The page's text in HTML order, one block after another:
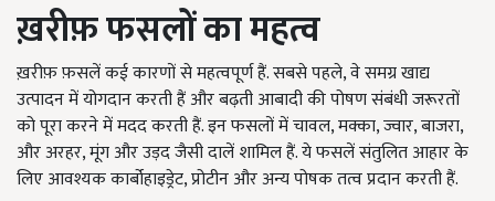
ख़रीफ़ फसलों का महत्व
ख़रीफ़ फ़सलें कई कारणों से महत्वपूर्ण हैं. सबसे पहले, वे समग्र खाद्य
उत्पादन में योगदान करती हैं और बढ़ती आबादी की पोषण संबंधी जरूरतों
को पूरा करने में मदद करती हैं. इन फसलों में चावल, मक्का, ज्वार, बाजरा,
और अरहर, मूंग और उड़द जैसी दालें शामिल हैं. ये फसलें संतुलित आहार के
लिए आवश्यक कार्बोहाइड्रेट, प्रोटीन और अन्य पोषक तत्व प्रदान करती हैं.